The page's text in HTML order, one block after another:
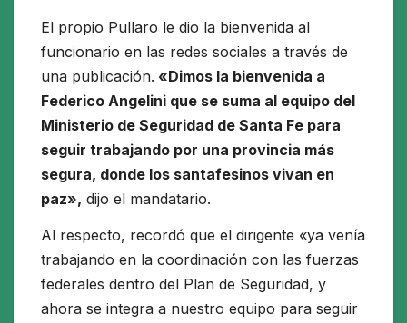
El propio Pullaro le dio la bienvenida al
funcionario en las redes sociales a través de
una publicación. «Dimos la bienvenida a
Federico Angelini que se suma al equipo del
Ministerio de Seguridad de Santa Fe para
seguir trabajando por una provincia más
segura, donde los santafesinos vivan en
paz», dijo el mandatario.
Al respecto, recordó que el dirigente «ya venía
trabajando en la coordinación con las fuerzas
federales dentro del Plan de Seguridad, y
ahora se integra a nuestro equipo para seguir